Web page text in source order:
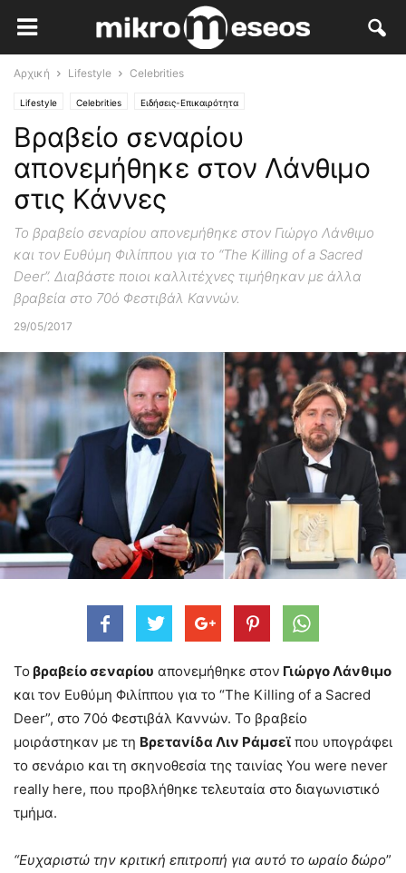
Αρχική Lifestyle Celebrities
Lifestyle Celebrities Ειδήσεις-Επικαιρότητα
Βραβείο σεναρίου
απονεμήθηκε στον Λάνθιμο
στις Κάννες
Το βραβείο σεναρίου απονεμήθηκε στον Γιώργο Λάνθιμο
και τον Ευθύμη Φιλίππου για το “The Killing of a Sacred
Deer”. Διαβάστε ποιοι καλλιτέχνες τιμήθηκαν με άλλα
βραβεία στο 70ό Φεστιβάλ Καννών.
29/05/2017
Το βραβείο σεναρίου απονεμήθηκε στον Γιώργο Λάνθιμο
και τον Ευθύμη Φιλίππου για το “The Killing of a Sacred
Deer”, στο 70ό Φεστιβάλ Καννών. Το βραβείο
μοιράστηκαν με τη Βρετανίδα Λιν Ράμσεϊ που υπογράφει
το σενάριο και τη σκηνοθεσία της ταινίας You were never
really here, που προβλήθηκε τελευταία στο διαγωνιστικό
τμήμα.
“Ευχαριστώ την κριτική επιτροπή για αυτό το ωραίο δώρο”